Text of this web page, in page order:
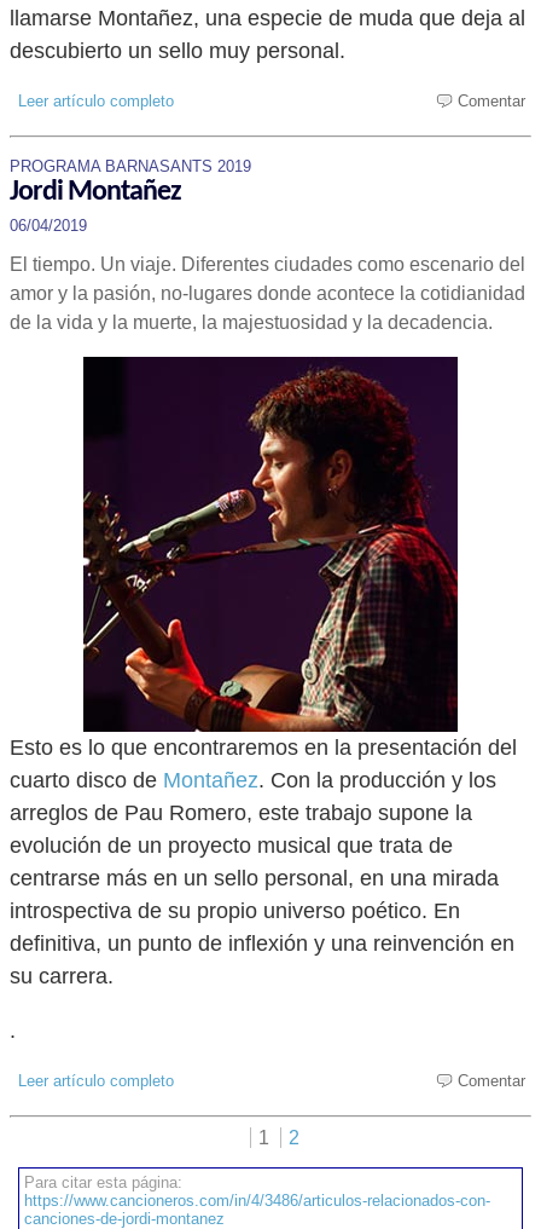
llamarse Montañez, una especie de muda que deja al
descubierto un sello muy personal.
Leer artículo completo Comentar
PROGRAMA BARNASANTS 2019
Jordi Montañez
06/04/2019
El tiempo. Un viaje. Diferentes ciudades como escenario del
amor y la pasión, no-lugares donde acontece la cotidianidad
de la vida y la muerte, la majestuosidad y la decadencia.
Esto es lo que encontraremos en la presentación del
cuarto disco de Montañez. Con la producción y los
arreglos de Pau Romero, este trabajo supone la
evolución de un proyecto musical que trata de
centrarse más en un sello personal, en una mirada
introspectiva de su propio universo poético. En
definitiva, un punto de inflexión y una reinvención en
su carrera.
.
Leer artículo completo Comentar
1 2
Para citar esta página:
https://www.cancioneros.com/in/4/3486/articulos-relacionados-con-
canciones-de-jordi-montanez